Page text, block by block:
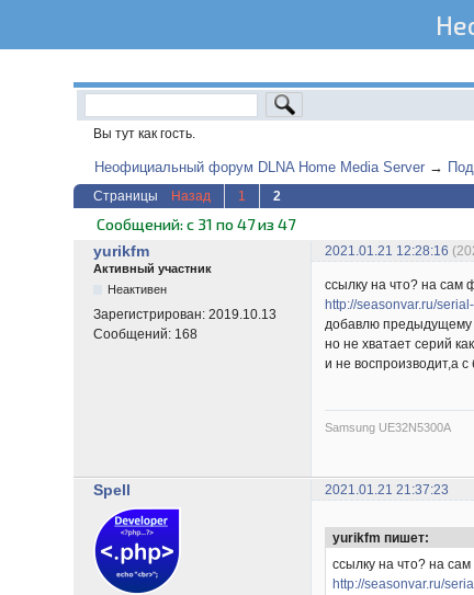
Вы тут как гость.
Неофициальный форум DLNA Home Media Server →
Страницы Назад 1 2
Сообщений: с 31 по 47 из 47
yurikfm 2021.01.21 12:28:16
Активный участник
Неактивен
Зарегистрирован:2019.10.13
Сообщений: 168
ссылку на что? на сам
http://seasonvar.ru/
добавлю предыдущему
но не хватает серий
и не воспроизводит,а
Samsung UE32N5300A
Spell 2021.01.21 21:37:23
yurikfm пишет:
ссылку на что? на
http://seasonvar.ru/